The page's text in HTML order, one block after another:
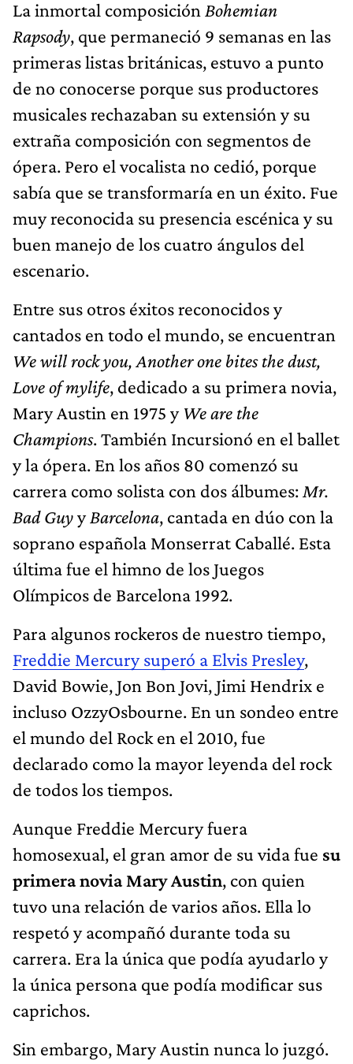
La inmortal composición Bohemian
Rapsody, que permaneció 9 semanas en las
primeras listas británicas, estuvo a punto
de no conocerse porque sus productores
musicales rechazaban su extensión y su
extraña composición con segmentos de
ópera. Pero el vocalista no cedió, porque
sabía que se transformaría en un éxito. Fue
muy reconocida su presencia escénica y su
buen manejo de los cuatro ángulos del
escenario.
Entre sus otros éxitos reconocidos y
cantados en todo el mundo, se encuentran
We will rock you, Another one bites the dust,
Love of mylife, dedicado a su primera novia,
Mary Austin en 1975 y We are the
Champions. También Incursionó en el ballet
y la ópera. En los años 80 comenzó su
carrera como solista con dos álbumes: Mr.
Bad GuyyBarcelona, cantada en dúo con la
soprano española Monserrat Caballé. Esta
última fue el himno de los Juegos
Olímpicos de Barcelona 1992.
Para algunos rockeros de nuestro tiempo,
Freddie Mercury superó a Elvis Presley,
David Bowie, Jon Bon Jovi, Jimi Hendrix e
incluso OzzyOsbourne. En un sondeo entre
el mundo del Rock en el 2010, fue
declarado como la mayor leyenda del rock
de todos los tiempos.
Aunque Freddie Mercury fuera
homosexual, el gran amor de su vida fue su
primera novia Mary Austin, con quien
tuvo una relación de varios años. Ella lo
respetó y acompañó durante toda su
carrera. Era la única que podía ayudarlo y
la única persona que podía modificar sus
caprichos.
Sin embargo, Mary Austin nunca lo juzgó.